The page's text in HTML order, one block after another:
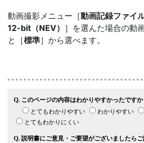
動画撮影メニュー［動画記録ファイ
12-bit（NEV） ］を選んた場合の動
と［標準］から選べます。